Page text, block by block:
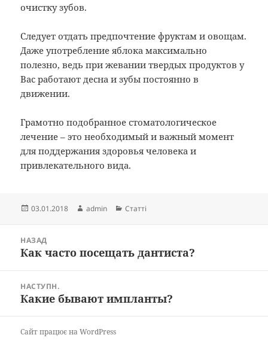
очистку зубов.
Следует отдать предпочтение фруктам и овощам.
Даже употребление яблока максимально
полезно, ведь при жевании твердых продуктов у
Вас работают десна и зубы постоянно в
движении.
Грамотно подобранное стоматологическое
лечение – это необходимый и важный момент
для поддержания здоровья человека и
привлекательного вида.
Опубліковано
03.01.2018 Автор
admin Категорії
Статті
записівНАЗАД
Попередній
Как часто посещать дантиста?
НАСТУПН.
Наступний
Какие бывают импланты?
Сайт працює на WordPress